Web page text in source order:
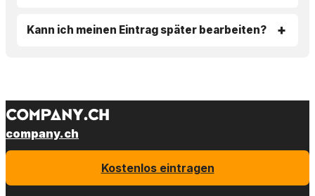
Kann ich meinen Eintrag später bearbeiten?
company.ch
Kostenlos eintragen